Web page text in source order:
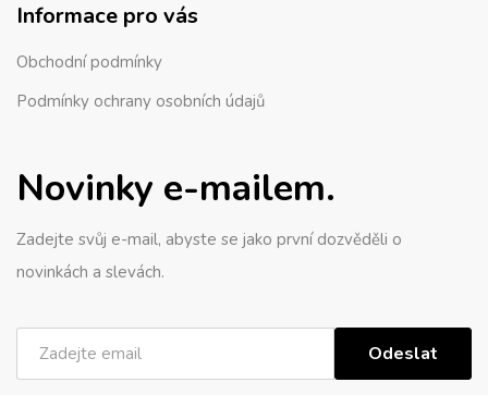
Informace pro vás
Obchodní podmínky
Podmínky ochrany osobních údajů
Novinky e-mailem.
Zadejte svůj e-mail, abyste se jako první dozvěděli o
novinkách a slevách.
Odeslat